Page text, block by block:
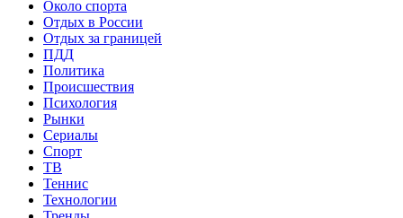
Около спорта
Отдых в России
Отдых за границей
ПДД
Политика
Происшествия
Психология
Рынки
Сериалы
Спорт
ТВ
Теннис
Технологии